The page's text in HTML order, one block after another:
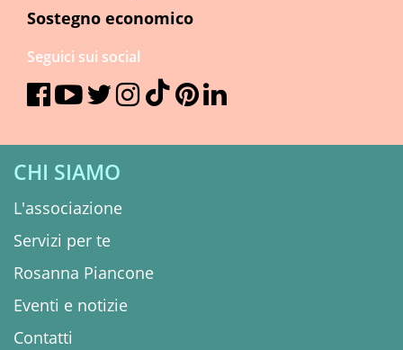
CHI SIAMO
L'associazione
Servizi per te
Rosanna Piancone
Eventi e notizie
Contatti
Sostegno economico
Seguici sui social